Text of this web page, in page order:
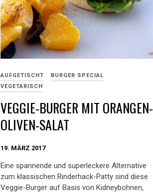
AUFGETISCHT
BURGER SPECIAL
VEGETARISCH
VEGGIE-BURGER MIT ORANGEN-
OLIVEN-SALAT
19. MÄRZ 2017
Eine spannende und superleckere Alternative
zum klassischen Rinderhack-Patty sind diese
Veggie-Burger auf Basis von Kidneybohnen,